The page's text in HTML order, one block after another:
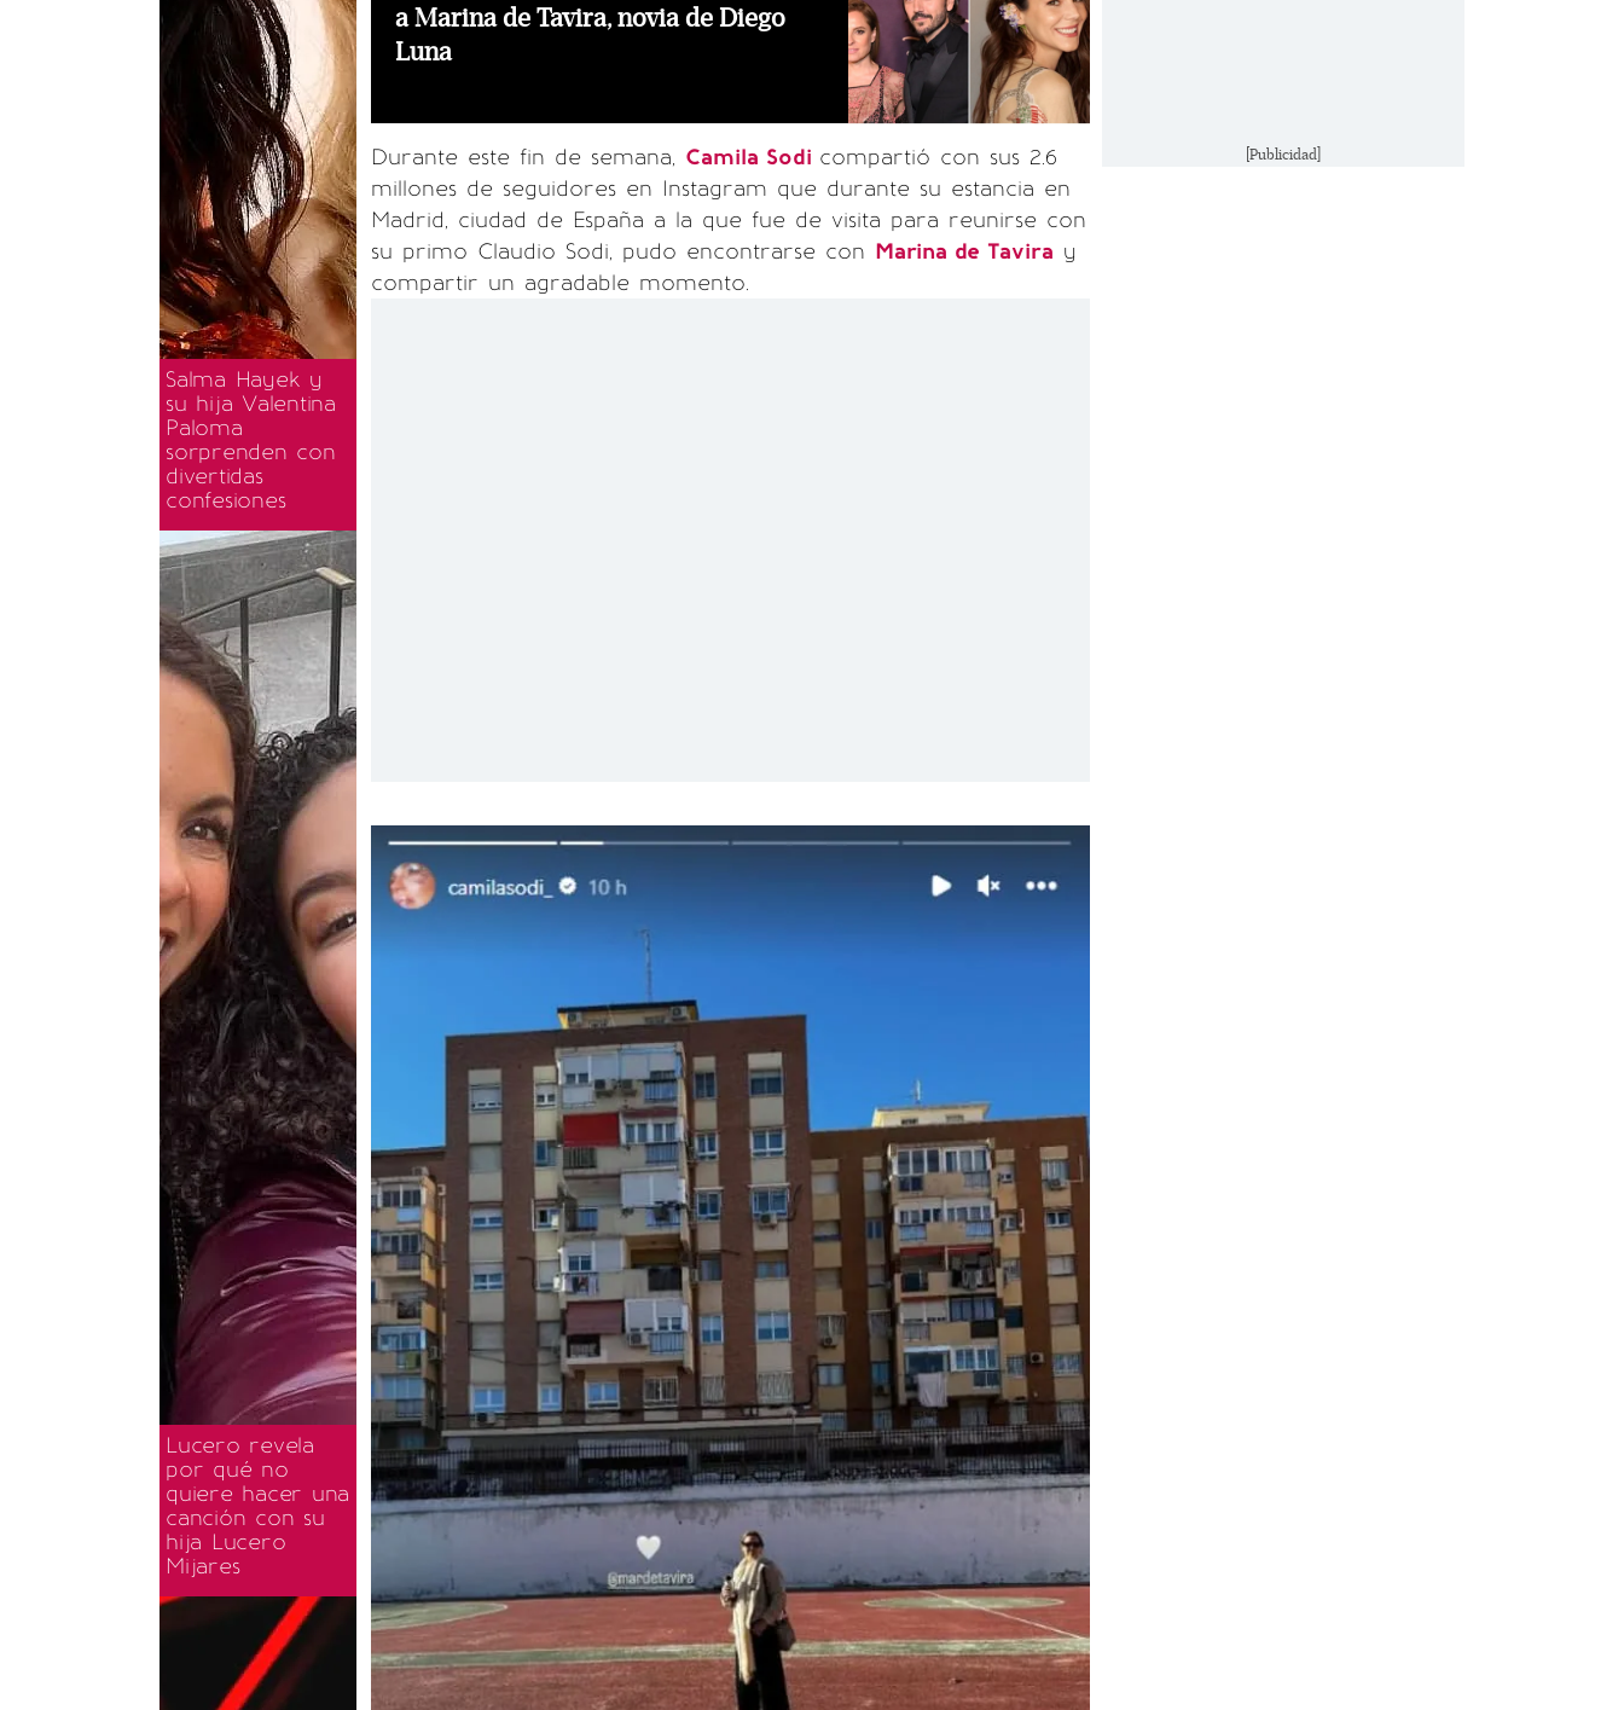
Salma Hayek y
su hija Valentina
Paloma
sorprenden con
divertidas
confesiones
Lucero revela
por qué no
quiere hacer una
canción con su
hija Lucero
Mijares
a Marina de Tavira, novia de Diego
Luna
Durante este fin de semana, Camila Sodi compartió con sus 2.6
millones de seguidores en Instagram que durante su estancia en
Madrid, ciudad de España a la que fue de visita para reunirse con
su primo Claudio Sodi, pudo encontrarse con Marina de Tavira y
compartir un agradable momento.
[Publicidad]